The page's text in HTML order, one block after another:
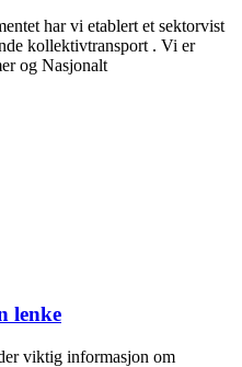
har vi etablert et sektorvist
kollektivtransport . Vi er
og Nasjonalt
lenke
viktig informasjon om